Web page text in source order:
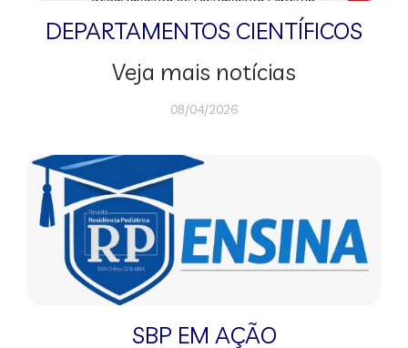
DEPARTAMENTOS CIENTÍFICOS
Veja mais notícias
08/04/2026
SBP EM AÇÃO